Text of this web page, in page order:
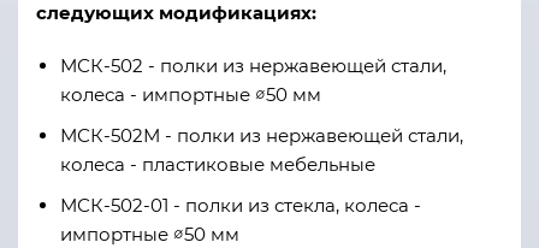
следующих модификациях:
МСК-502 - полки из нержавеющей стали,
колеса - импортные ∅50 мм
МСК-502М - полки из нержавеющей стали,
колеса - пластиковые мебельные
МСК-502-01 - полки из стекла, колеса -
импортные ∅50 мм